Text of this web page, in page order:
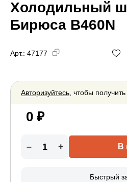
Холодильный
Бирюса B460N
Арт.: 47177
Авторизуйтесь, чтобы
0 ₽
– + В
Быстрый